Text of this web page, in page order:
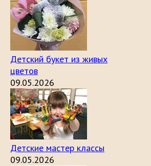
Детский букет из живых
цветов
09.05.2026
Детские мастер классы
09.05.2026